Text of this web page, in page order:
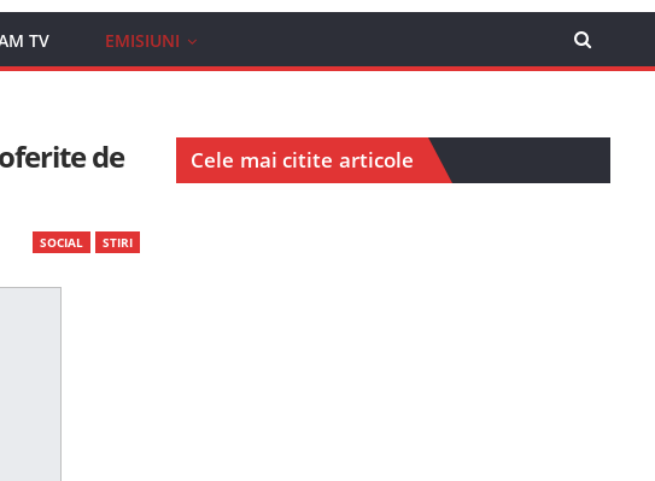
TV EMISIUNI
de
SOCIAL STIRI
Cele mai citite articole